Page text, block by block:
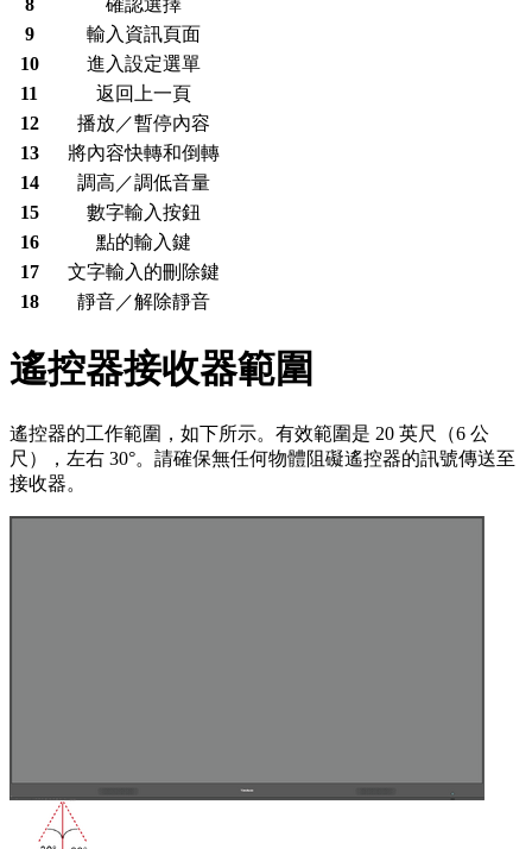
9
輸入資訊頁面
10
進入設定選單
11
返回上一頁
12
播放／暫停內容
13
將內容快轉和倒轉
14
調高／調低音量
15
數字輸入按鈕
16
點的輸入鍵
17
文字輸入的刪除鍵
18
靜音／解除靜音
遙控器接收器範圍
遙控器的工作範圍，如下所示。有效範圍是 20 英尺（6 公
尺），左右 30°。請確保無任何物體阻礙遙控器的訊號傳送至
接收器。